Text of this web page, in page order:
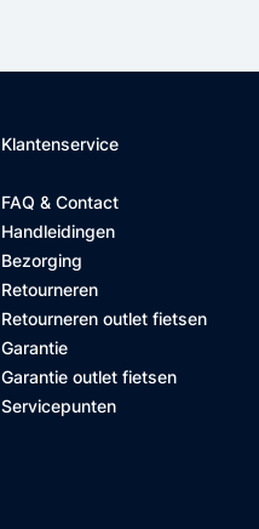
Klantenservice
FAQ & Contact
Handleidingen
Bezorging
Retourneren
Retourneren outlet fietsen
Garantie
Garantie outlet fietsen
Servicepunten